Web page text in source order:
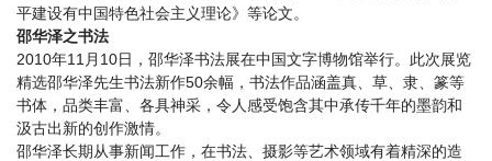
平建设有中国特色社会主义理论》等论文。
邵华泽之书法
2010年11月10日，邵华泽书法展在中国文字博物馆举行。此次展览
精选邵华泽先生书法新作50余幅，书法作品涵盖真、草、隶、篆等
书体，品类丰富、各具神采，令人感受饱含其中承传千年的墨韵和
汲古出新的创作激情。
邵华泽长期从事新闻工作，在书法、摄影等艺术领域有着精深的造